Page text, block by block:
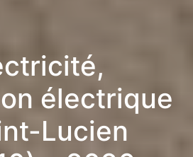
électrique
Lucien